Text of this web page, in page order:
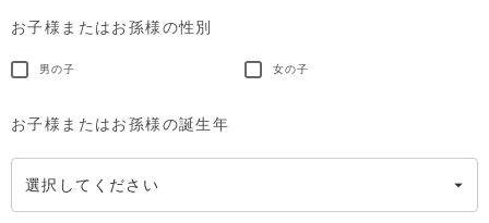
お子様またはお孫様の性別
男の子 女の子
お子様またはお孫様の誕生年